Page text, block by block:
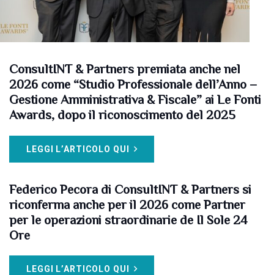
ConsultINT & Partners premiata anche nel
2026 come “Studio Professionale dell’Anno –
Gestione Amministrativa & Fiscale” ai Le Fonti
Awards, dopo il riconoscimento del 2025
LEGGI L’ARTICOLO QUI
Federico Pecora di ConsultINT & Partners si
riconferma anche per il 2026 come Partner
per le operazioni straordinarie de Il Sole 24
Ore
LEGGI L’ARTICOLO QUI